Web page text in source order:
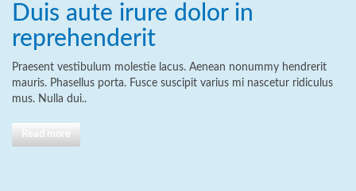
Duis aute irure dolor in
reprehenderit
Praesent vestibulum molestie lacus. Aenean nonummy hendrerit
mauris. Phasellus porta. Fusce suscipit varius mi nascetur ridiculus
mus. Nulla dui..
Read more